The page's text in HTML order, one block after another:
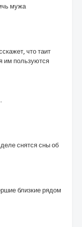
мужа
что таит
им пользуются
снятся сны об
близкие рядом